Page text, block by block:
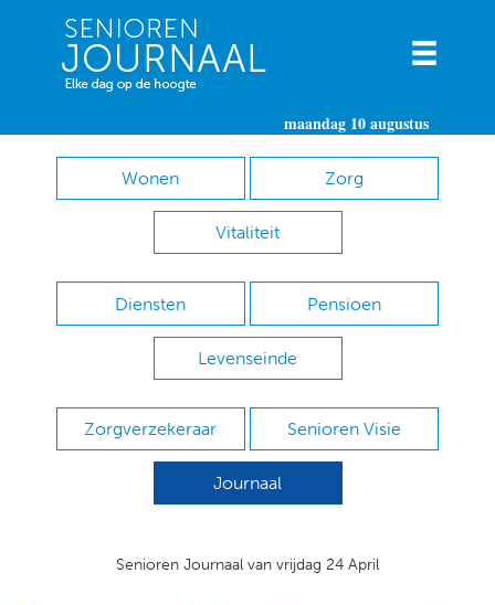
maandag 10 augustus
Wonen Zorg
Vitaliteit
Diensten Pensioen
Levenseinde
Zorgverzekeraar Senioren Visie
Journaal
Senioren Journaal van vrijdag 24 April